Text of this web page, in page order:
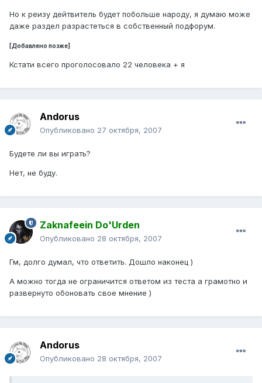
Но к реизу дейтвитель будет побольше народу, я думаю може
даже раздел разрастеться в собственный подфорум.
[Добавлено позже]
Кстати всего проголосовало 22 человека + я
Andorus
Опубликовано 27 октября, 2007
Будете ли вы играть?
Нет, не буду.
Zaknafeein Do'Urden
Опубликовано 28 октября, 2007
Гм, долго думал, что ответить. Дошло наконец )
А можно тогда не ограничится ответом из теста а грамотно и
развернуто обоновать свое мнение )
Andorus
Опубликовано 28 октября, 2007